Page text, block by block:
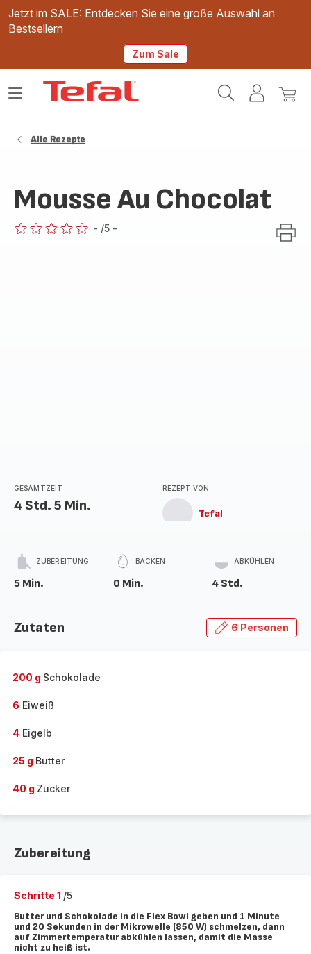
Jetzt im SALE: Entdecken Sie eine große Auswahl an
Bestsellern
Zum Sale
Mein
Mein
Das
Alle Rezepte
Mousse Au Chocolat
- /5 -
GESAMTZEIT
4 Std. 5 Min.
REZEPT VON
Tefal
ZUBEREITUNG
5 Min.
BACKEN
0 Min.
ABKÜHLEN
4 Std.
Zutaten 6 Personen
200 g Schokolade
6 Eiweiß
4 Eigelb
25 g Butter
40 g Zucker
Zubereitung
Schritte 1 /5
Butter und Schokolade in die Flex Bowl geben und 1 Minute
und 20 Sekunden in der Mikrowelle (850 W) schmelzen, dann
auf Zimmertemperatur abkühlen lassen, damit die Masse
nicht zu heiß ist.